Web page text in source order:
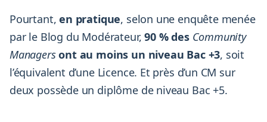
Pourtant,en pratique, selon une enquête menée
par le Blog du Modérateur,90 % des Community
Managersont au moins un niveau Bac +3, soit
l’équivalent d’une Licence. Et près d’un CM sur
deux possède un diplôme de niveau Bac +5.